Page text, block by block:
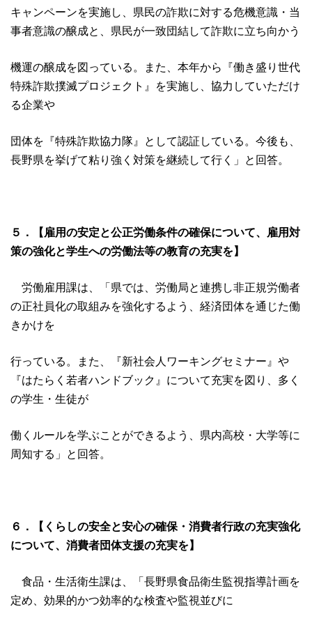
キャンペーンを実施し、県民の詐欺に対する危機意識・当
事者意識の醸成と、県民が一致団結して詐欺に立ち向かう
機運の醸成を図っている。また、本年から『働き盛り世代
特殊詐欺撲滅プロジェクト』を実施し、協力していただけ
る企業や
団体を『特殊詐欺協力隊』として認証している。今後も、
長野県を挙げて粘り強く対策を継続して行く」と回答。
５．【雇用の安定と公正労働条件の確保について、雇用対
策の強化と学生への労働法等の教育の充実を】
労働雇用課は、「県では、労働局と連携し非正規労働者
の正社員化の取組みを強化するよう、経済団体を通じた働
きかけを
行っている。また、『新社会人ワーキングセミナー』や
『はたらく若者ハンドブック』について充実を図り、多く
の学生・生徒が
働くルールを学ぶことができるよう、県内高校・大学等に
周知する」と回答。
６．【くらしの安全と安心の確保・消費者行政の充実強化
について、消費者団体支援の充実を】
食品・生活衛生課は、「長野県食品衛生監視指導計画を
定め、効果的かつ効率的な検査や監視並びに